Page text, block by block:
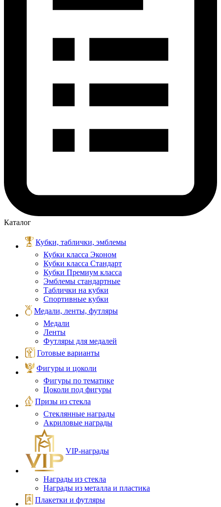
Каталог
Кубки, таблички, эмблемы
Кубки класса Эконом
Кубки класса Стандарт
Кубки Премиум класса
Эмблемы стандартные
Таблички на кубки
Спортивные кубки
Медали, ленты, футляры
Медали
Ленты
Футляры для медалей
Готовые варианты
Фигуры и цоколи
Фигуры по тематике
Цоколи под фигуры
Призы из стекла
Стеклянные награды
Акриловые награды
VIP‑награды
Награды из стекла
Награды из металла и пластика
Плакетки и футляры